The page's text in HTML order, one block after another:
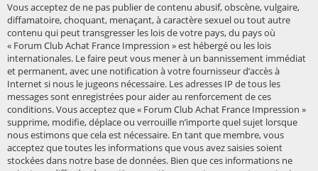
Vous acceptez de ne pas publier de contenu abusif, obscène, vulgaire,
diffamatoire, choquant, menaçant, à caractère sexuel ou tout autre
contenu qui peut transgresser les lois de votre pays, du pays où
« Forum Club Achat France Impression » est hébergé ou les lois
internationales. Le faire peut vous mener à un bannissement immédiat
et permanent, avec une notification à votre fournisseur d’accès à
Internet si nous le jugeons nécessaire. Les adresses IP de tous les
messages sont enregistrées pour aider au renforcement de ces
conditions. Vous acceptez que « Forum Club Achat France Impression »
supprime, modifie, déplace ou verrouille n’importe quel sujet lorsque
nous estimons que cela est nécessaire. En tant que membre, vous
acceptez que toutes les informations que vous avez saisies soient
stockées dans notre base de données. Bien que ces informations ne